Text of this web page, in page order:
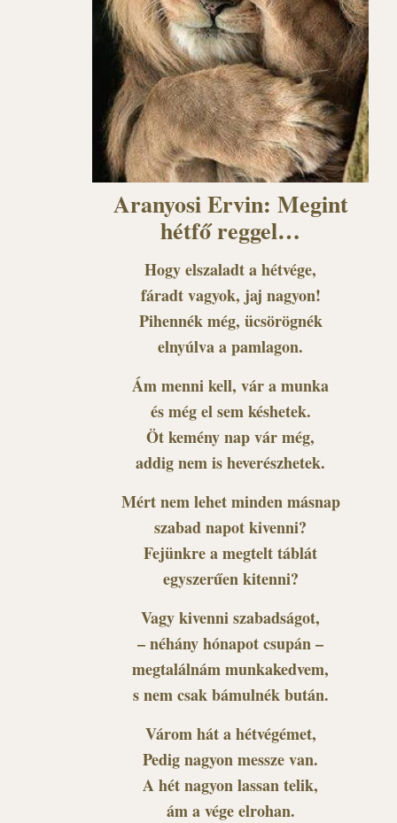
Aranyosi Ervin: Megint
hétfő reggel…
Hogy elszaladt a hétvége,
fáradt vagyok, jaj nagyon!
Pihennék még, ücsörögnék
elnyúlva a pamlagon.
Ám menni kell, vár a munka
és még el sem késhetek.
Öt kemény nap vár még,
addig nem is heverészhetek.
Mért nem lehet minden másnap
szabad napot kivenni?
Fejünkre a megtelt táblát
egyszerűen kitenni?
Vagy kivenni szabadságot,
– néhány hónapot csupán –
megtalálnám munkakedvem,
s nem csak bámulnék bután.
Várom hát a hétvégémet,
Pedig nagyon messze van.
A hét nagyon lassan telik,
ám a vége elrohan.